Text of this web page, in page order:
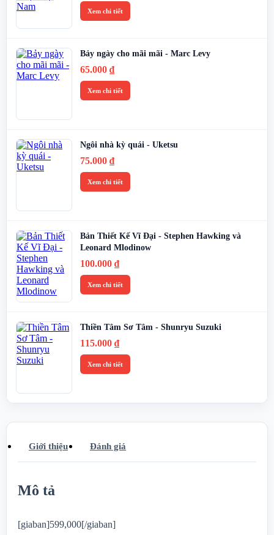
Xem chi tiết
Bảy ngày cho mãi mãi - Marc Levy
65.000 ₫
Xem chi tiết
Ngôi nhà kỳ quái - Uketsu
75.000 ₫
Xem chi tiết
Bản Thiết Kế Vĩ Đại - Stephen Hawking và
Leonard Mlodinow
100.000 ₫
Xem chi tiết
Thiền Tâm Sơ Tâm - Shunryu Suzuki
115.000 ₫
Xem chi tiết
Giới thiệu Đánh giá
Mô tả
[giaban]599,000[/giaban]